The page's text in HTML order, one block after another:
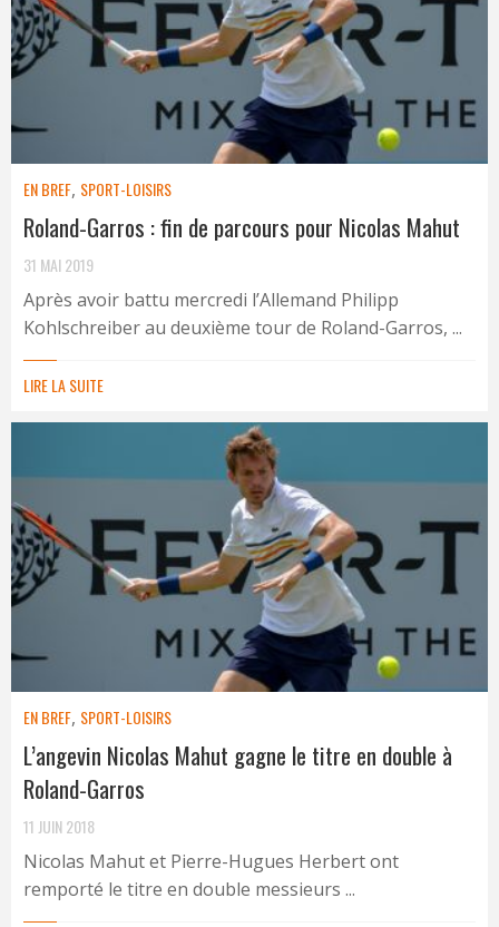
EN BREF, SPORT-LOISIRS
Roland-Garros : fin de parcours pour Nicolas Mahut
31 MAI 2019
Après avoir battu mercredi l’Allemand Philipp
Kohlschreiber au deuxième tour de Roland-Garros, ...
LIRE LA SUITE
EN BREF, SPORT-LOISIRS
L’angevin Nicolas Mahut gagne le titre en double à
Roland-Garros
11 JUIN 2018
Nicolas Mahut et Pierre-Hugues Herbert ont
remporté le titre en double messieurs ...